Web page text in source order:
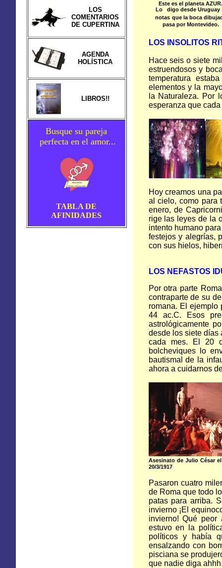
LOS
COMENTARIOS
DE CUPERTINA
AGENDA
HOLÍSTICA
LIBROS!!
Busque su pareja
perfecta en el amor...
TABLA DE
AFINIDADES
Este es el planeta AZUR.
Lo
digo desde Uruguay
notas que la boca
pasa por Montevideo.
LOS INSOLITOS
Hace seis o siete
estruendosos y
temperatura
elementos y la
la Naturaleza. Por
esperanza que
Hoy creamos una
al cielo, como para
enero, de
rige las leyes de la
intento humano
festejos y alegrías,
con sus hielos,
LOS NEFASTOS
Por otra parte
contraparte de su
romana. El ejemplo
44 ac.C. Esos
astrológicamente
desde los siete días
cada mes. El 20
bolcheviques lo
bautismal de la
ahora a cuidarnos
Asesinato de Julio César
20/3/1917
Pasaron cuatro
de Roma que todo
patas para arriba.
invierno ¡El
invierno! Qué
estuvo en la
políticos y había
ensalzando con
pisciana se
que nadie diga